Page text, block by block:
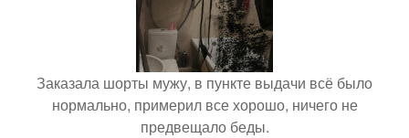
Заказала шорты мужу, в пункте выдачи всё было
нормально, примерил все хорошо, ничего не
предвещало беды.